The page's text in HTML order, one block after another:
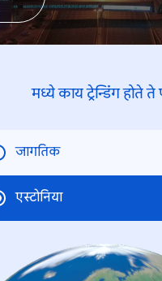
मध्ये काय ट्रेन्डिंंग होते ते
जागतिक
एस्टोनिया